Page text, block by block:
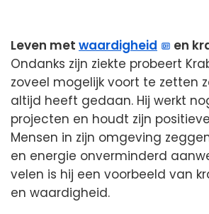
Leven met waardigheid
en
Ondanks zijn ziekte probeert
zoveel mogelijk voort te zetten
altijd heeft gedaan. Hij werkt
projecten en houdt zijn
Mensen in zijn omgeving
en energie onverminderd
velen is hij een voorbeeld van
en waardigheid.